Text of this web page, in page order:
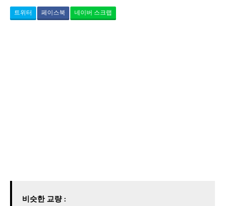
트위터 페이스북 네이버 스크랩
비슷한 교량 :